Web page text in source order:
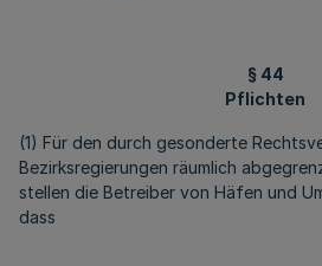
§ 44
Pflichten
(1) Für den durch gesonderte
Bezirksregierungen räumlich
stellen die Betreiber von Häfen und
dass